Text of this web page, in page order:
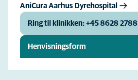
AniCura Aarhus Dyrehospital
Ring til klinikken: +45 8628 2788
Henvisningsform